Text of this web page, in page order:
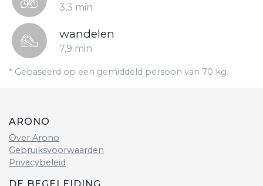
3,3 min
wandelen
7,9 min
* Gebaseerd op een gemiddeld persoon van 70 kg.
ARONO
Over Arono
Gebruiksvoorwaarden
Privacybeleid